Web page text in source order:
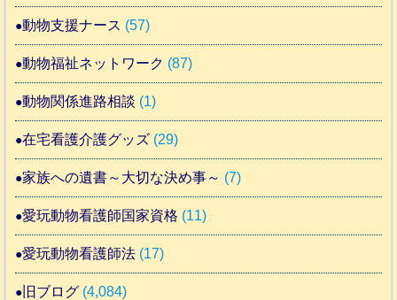
動物支援ナース (57)
動物福祉ネットワーク (87)
動物関係進路相談 (1)
在宅看護介護グッズ (29)
家族への遺書～大切な決め事～ (7)
愛玩動物看護師国家資格 (11)
愛玩動物看護師法 (17)
旧ブログ (4,084)